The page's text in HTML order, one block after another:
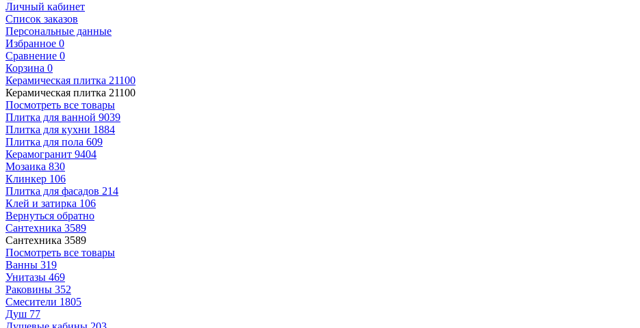
Личный кабинет
Список заказов
Персональные данные
Избранное 0
Сравнение 0
Корзина 0
Керамическая плитка 21100
Керамическая плитка 21100
Посмотреть все товары
Плитка для ванной 9039
Плитка для кухни 1884
Плитка для пола 609
Керамогранит 9404
Мозаика 830
Клинкер 106
Плитка для фасадов 214
Клей и затирка 106
Вернуться обратно
Сантехника 3589
Сантехника 3589
Посмотреть все товары
Ванны 319
Унитазы 469
Раковины 352
Смесители 1805
Душ 77